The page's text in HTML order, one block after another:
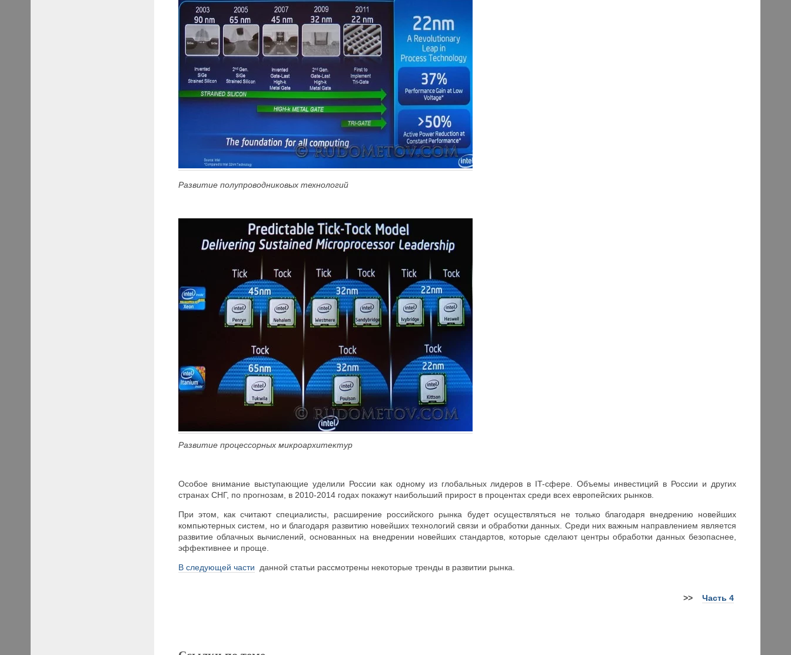
Развитие полупроводниковых технологий
Развитие процессорных микроархитектур
Особое внимание выступающие уделили России как одному из глобальных лидеров в IT-сфере. Объемы инвестиций в России и других
странах СНГ, по прогнозам, в 2010-2014 годах покажут наибольший прирост в процентах среди всех европейских рынков.
При этом, как считают специалисты, расширение российского рынка будет осуществляться не только благодаря внедрению новейших
компьютерных систем, но и благодаря развитию новейших технологий связи и обработки данных. Среди них важным направлением является
развитие облачных вычислений, основанных на внедрении новейших стандартов, которые сделают центры обработки данных безопаснее,
эффективнее и проще.
В следующей части данной статьи рассмотрены некоторые тренды в развитии рынка.
>> Часть 4